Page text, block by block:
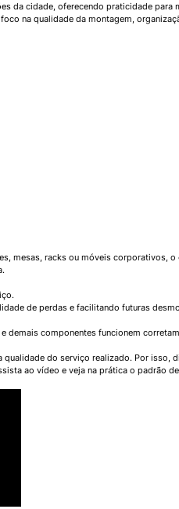
da cidade, oferecendo praticidade
na qualidade da montagem,
mesas, racks ou móveis corporativos,
de perdas e facilitando futuras
demais componentes funcionem
do serviço realizado. Por
ao vídeo e veja na prática o padrão